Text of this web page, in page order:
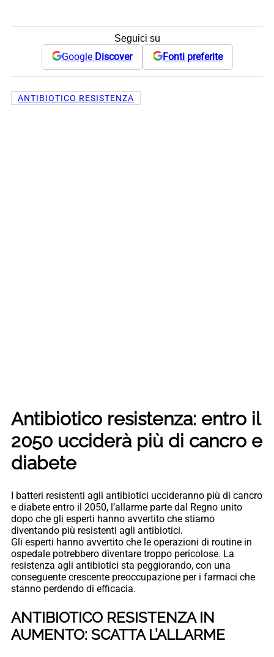
Seguici su
Google Discover Fonti preferite
ANTIBIOTICO RESISTENZA
Antibiotico resistenza: entro il
2050 ucciderà più di cancro e
diabete
I batteri resistenti agli antibiotici uccideranno più di cancro
e diabete entro il 2050, l’allarme parte dal Regno unito
dopo che gli esperti hanno avvertito che stiamo
diventando più resistenti agli antibiotici.
Gli esperti hanno avvertito che le operazioni di routine in
ospedale potrebbero diventare troppo pericolose. La
resistenza agli antibiotici sta peggiorando, con una
conseguente crescente preoccupazione per i farmaci che
stanno perdendo di efficacia.
ANTIBIOTICO RESISTENZA IN
AUMENTO: SCATTA L’ALLARME